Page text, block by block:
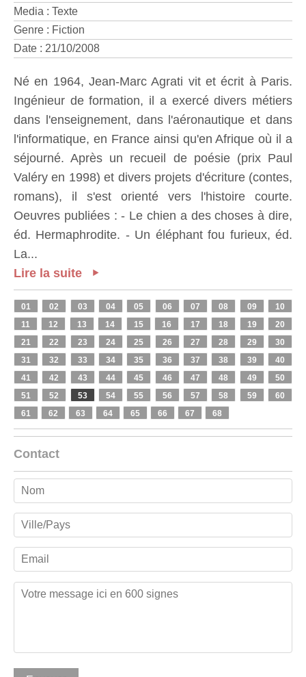
Media : Texte
Genre : Fiction
Date : 21/10/2008
Né en 1964, Jean-Marc Agrati vit et écrit à Paris.
Ingénieur de formation, il a exercé divers métiers
dans l'enseignement, dans l'aéronautique et dans
l'informatique, en France ainsi qu'en Afrique où il a
séjourné. Après un recueil de poésie (prix Paul
Valéry en 1998) et divers projets d'écriture (contes,
romans), il s'est orienté vers l'histoire courte.
Oeuvres publiées : - Le chien a des choses à dire,
éd. Hermaphrodite. - Un éléphant fou furieux, éd.
La...
Lire la suite
01 02 03 04 05 06 07 08 09
10
11
12 13 14 15 16 17 18 19
20
21
22 23 24 25 26 27 28 29
30
31
32 33 34 35 36 37 38 39
40
41
42 43 44 45 46 47 48 49
50
51
52 53 54 55 56 57 58 59
60
61
62 63 64 65 66 67 68
Contact